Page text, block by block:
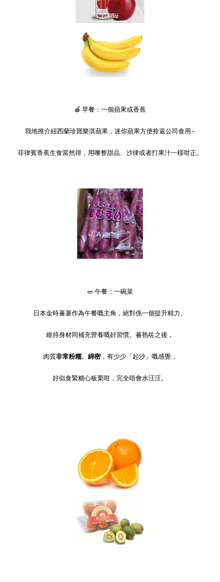
🍎 早餐：一個蘋果或香蕉
我地推介紐西蘭珍寶樂淇蘋果，迷你蘋果方便拎返公司食用~
菲律賓香蕉生食當然得，用嚟整甜品、沙律或者打果汁一樣咁正。
🥗 午餐：一碗菜
日本金時蕃薯作為午餐嘅主角，絕對係一個提升精力、
維持身材同補充營養嘅好習慣。蕃熟咗之後，
肉質非常粉糯、綿密，有少少「起沙」嘅感覺，
好似食緊糖心板栗咁，完全唔會水汪汪。